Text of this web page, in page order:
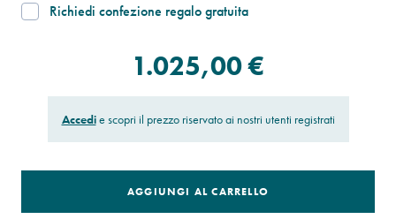
Richiedi confezione regalo gratuita
1.025,00 €
Accedie scopri il prezzo riservato ai nostri utenti registrati
AGGIUNGI AL CARRELLO